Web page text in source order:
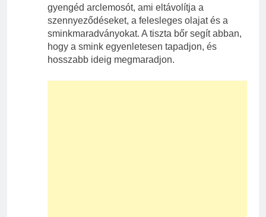
gyengéd arclemosót, ami eltávolítja a
szennyeződéseket, a felesleges olajat és a
sminkmaradványokat. A tiszta bőr segít abban,
hogy a smink egyenletesen tapadjon, és
hosszabb ideig megmaradjon.